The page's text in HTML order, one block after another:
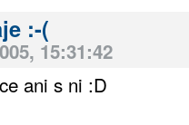
:-(
15:31:42
ani s ni :D